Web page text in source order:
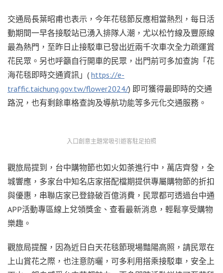
交通局長葉昭甫也表示，今年花毯節反應相當熱烈，每日活
動期間一早各接駁站已湧入排隊人潮，尤以松竹線及豐原線
最為熱門，至昨日止接駁車已發出近兩千次車次全力疏運賞
花民眾。另也呼籲自行開車的民眾，出門前可多加查詢「花
海花毯即時交通資訊」( https://e-
traffic.taichung.gov.tw/flower2024/) 即可獲得最即時的交通
路況，也有剩餘車格查詢及導航功能等多元化交通服務。
入口創意主題常吸引遊客駐足拍照
觀旅局提到，台中購物節也如火如荼進行中，萬店齊發，全
城響應，多家台中知名店家搭配檔期提供專屬購物節的折扣
與優惠，串聯店家已登錄破百億消費，民眾都可透過台中通
APP活動專區線上兌領獎金、查看最新消息，輕鬆享受購物
樂趣。
觀旅局提醒，因為近日白天花毯節現場豔陽高照，請民眾在
上山賞花之際，也注意防曬，可多利用搭乘接駁車，安全上